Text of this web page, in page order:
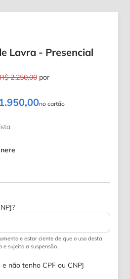
Lavra - Presencial
R$ 2.250,00 por
1.950,00no cartão
e estar ciente de que o uso desta
sujeito a suspensão.
não tenho CPF ou CNPJ